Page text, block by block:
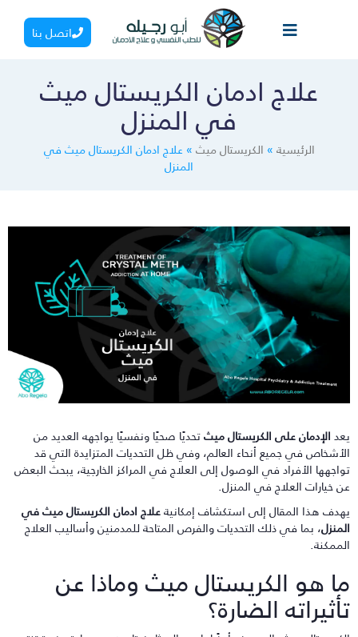
اتصل بنا
علاج ادمان الكريستال ميث
في المنزل
الرئيسية»الكريستال ميث»علاج ادمان الكريستال ميث في
المنزل
الإدمان على الكريستال ميثتحديًا صحيًا ونفسيًا يواجهه العديد من
في جميع أنحاء العالم، وفي ظل التحديات المتزايدة التي قد
الأفراد في الوصول إلى العلاج في المراكز الخارجية، يبحث البعض
خيارات العلاج في المنزل.
هذا المقال إلى استكشاف إمكانيةعلاج ادمان الكريستال ميث في
، بما في ذلك التحديات والفرص المتاحة للمدمنين وأساليب العلاج
هو الكريستال ميث وماذا عن
الضارة؟